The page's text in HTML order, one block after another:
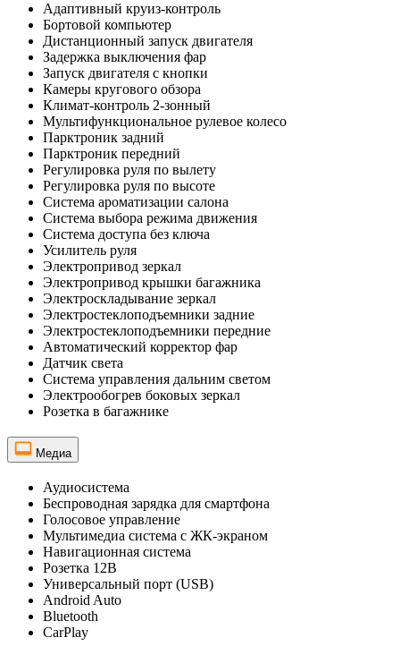
Адаптивный круиз-контроль
Бортовой компьютер
Дистанционный запуск двигателя
Задержка выключения фар
Запуск двигателя с кнопки
Камеры кругового обзора
Климат-контроль 2-зонный
Мультифункциональное рулевое колесо
Парктроник задний
Парктроник передний
Регулировка руля по вылету
Регулировка руля по высоте
Система ароматизации салона
Система выбора режима движения
Система доступа без ключа
Усилитель руля
Электропривод зеркал
Электропривод крышки багажника
Электроскладывание зеркал
Электростеклоподъемники задние
Электростеклоподъемники передние
Автоматический корректор фар
Датчик света
Система управления дальним светом
Электрообогрев боковых зеркал
Розетка в багажнике
Медиа
Аудиосистема
Беспроводная зарядка для смартфона
Голосовое управление
Мультимедиа система с ЖК-экраном
Навигационная система
Розетка 12В
Универсальный порт (USB)
Android Auto
Bluetooth
CarPlay